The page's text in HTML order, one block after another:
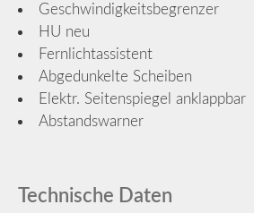
Geschwindigkeitsbegrenzer
HU neu
Fernlichtassistent
Abgedunkelte Scheiben
Elektr. Seitenspiegel anklappbar
Abstandswarner
Technische Daten